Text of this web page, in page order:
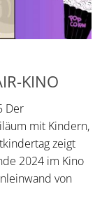
KINO
Der
mit Kindern,
zeigt
2024 im Kino
von